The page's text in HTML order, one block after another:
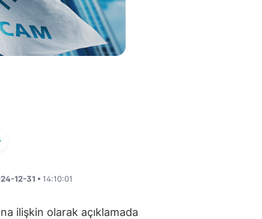
12-31 • 14:10:01
ilişkin olarak açıklamada